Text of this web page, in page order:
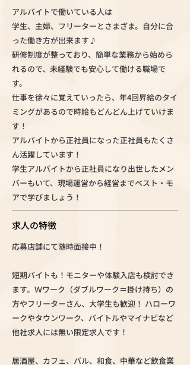
アルバイトで働いている人は
学生、主婦、フリーターとさまざま。自分に合
った働き方が出来ます♪
研修制度が整っており、簡単な業務から始めら
れるので、未経験でも安心して働ける職場で
す。
仕事を徐々に覚えていったら、年4回昇給のタイ
ミングがあるので時給もどんどん上げていけま
す！
アルバイトから正社員になった正社員もたくさ
ん活躍しています！
学生アルバイトから正社員になり出世したメン
バーもいて、現場運営から経営までベスト・モ
アで学びましょう！
求人の特徴
応募店舗にて随時面接中！
短期バイトも！モニターや体験入店も検討でき
ます。Ｗワーク（ダブルワーク＝掛け持ち）の
方やフリーターさん、大学生も歓迎！ ハローワ
ークやタウンワーク、バイトルやマイナビなど
他社求人には無い限定求人です！
居酒屋、カフェ、バル、和食、中華など飲食業